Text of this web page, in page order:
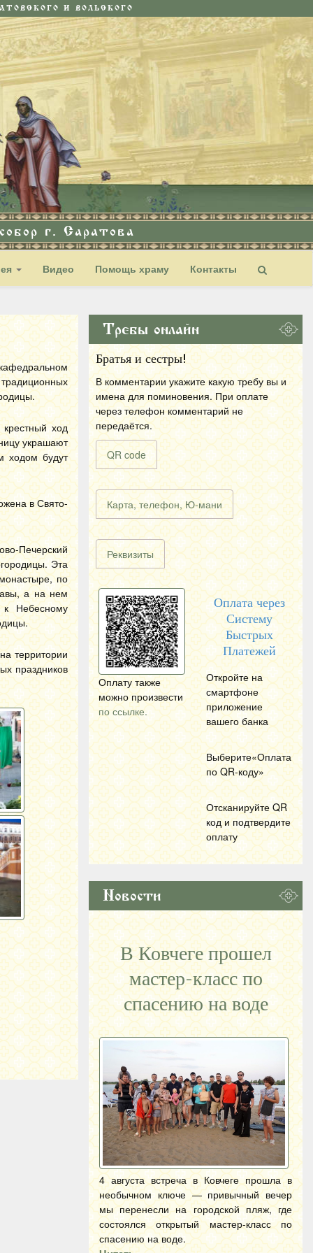
И ВОЛЬСКОГО
г. Саратова
Видео Помощь храму Контакты
ход
украшают
ходом будут
в Свято-
Печерский
Эта
по
а на нем
к Небесному
территории
праздников
Требы онлайн
Братья и сестры!
В комментарии укажите какую требу вы и
имена для поминовения. При оплате
через телефон комментарий не
передаётся.
QR code
Карта, телефон, Ю-мани
Реквизиты
Оплату также
можно произвести
по ссылке.
Оплата через
Систему
Быстрых
Платежей
Откройте на
смартфоне
приложение
вашего банка
Выберите«Оплата
по QR-коду»
Отсканируйте QR
код и подтвердите
оплату
Новости
В Ковчеге прошел
мастер-класс по
спасению на воде
4 августа встреча в Ковчеге прошла в
необычном ключе — привычный вечер
мы перенесли на городской пляж, где
состоялся открытый мастер-класс по
спасению на воде.